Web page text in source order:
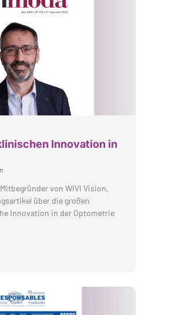
Innovation in
von WIVI Vision,
über die großen
Innovation in der Optometrie